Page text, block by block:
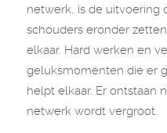
netwerk, is de uitvoering
schouders eronder
elkaar. Hard werken en
geluksmomenten die er
helpt elkaar. Er ontstaan
netwerk wordt vergroot.